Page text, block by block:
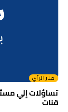
منبر الرأي
تساؤلات إلي
قنات